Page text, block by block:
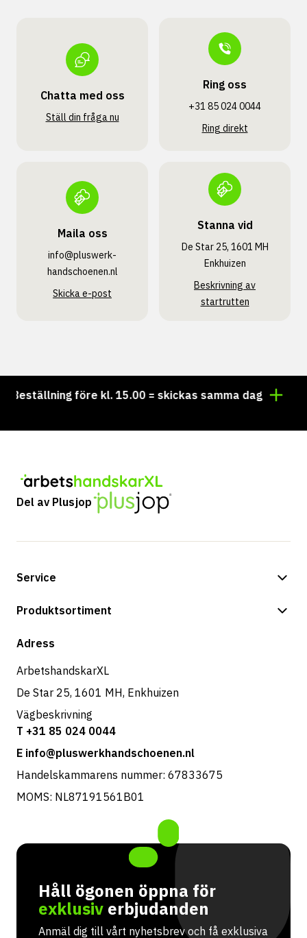
Chatta med oss
Ställ din fråga nu
Ring oss
+31 85 024 0044
Ring direkt
Maila oss
info@pluswerk­
handschoenen.nl
Skicka e-post
Stanna vid
De Star 25, 1601 MH
Enkhuizen
Beskrivning av
startrutten
före kl. 15.00 = skickas samma dag Vill
Del av Plusjop
Service
Betalningsalternativ
Returer & service
Produktsortiment
Butik
Adress
ArbetshandskarXL
De Star 25, 1601 MH, Enkhuizen
Vägbeskrivning
T +31 85 024 0044
E info@pluswerkhandschoenen.nl
Handelskammarens nummer: 67833675
MOMS: NL87191561B01
Håll ögonen öppna för
exklusiv erbjudanden
Anmäl dig till vårt nyhetsbrev och få exklusiva